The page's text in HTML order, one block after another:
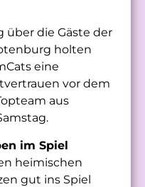
über die Gäste der
holten
eine
vor dem
aus
im Spiel
heimischen
gut ins Spiel